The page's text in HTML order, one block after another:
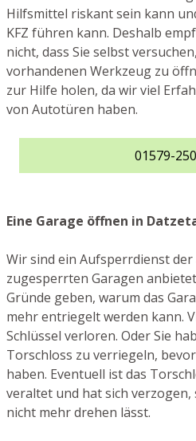
Hilfsmittel riskant sein kann
KFZ führen kann. Deshalb
nicht, dass Sie selbst
vorhandenen Werkzeug zu
zur Hilfe holen, da wir viel
von Autotüren haben.
01579-
Eine Garage öffnen in
Wir sind ein Aufsperrdienst
zugesperrten Garagen
Gründe geben, warum das
mehr entriegelt werden kann.
Schlüssel verloren. Oder Sie
Torschloss zu verriegeln,
haben. Eventuell ist das
veraltet und hat sich verzogen,
nicht mehr drehen lässt.